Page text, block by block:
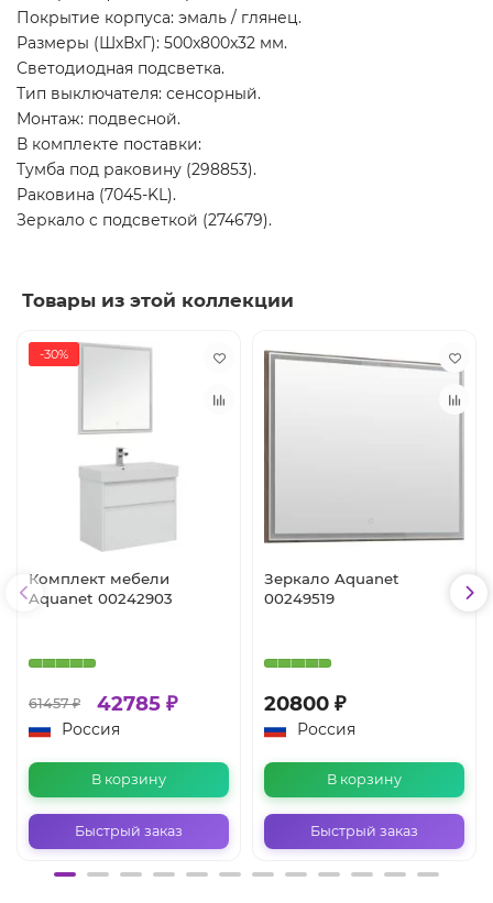
Покрытие корпуса: эмаль / глянец.
Размеры (ШхВхГ): 500x800x32 мм.
Светодиодная подсветка.
Тип выключателя: сенсорный.
Монтаж: подвесной.
В комплекте поставки:
Тумба под раковину (298853).
Раковина (7045-KL).
Зеркало c подсветкой (274679).
Товары из этой коллекции
-30%
Комплект мебели
Aquanet 00242903
61457 ₽ 42785 ₽
Россия
В корзину
Быстрый заказ
Зеркало Aquanet
00249519
20800 ₽
Россия
В корзину
Быстрый заказ